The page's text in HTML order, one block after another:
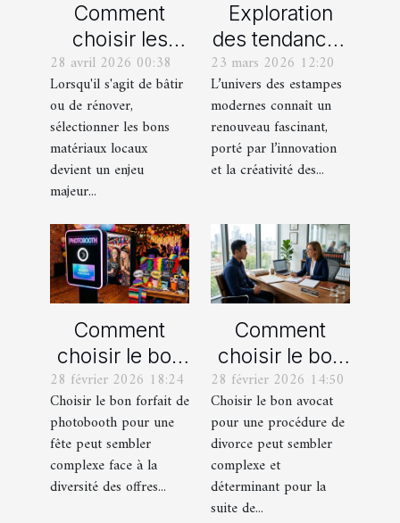
Comment
choisir les
meilleurs
matériaux
locaux pour
votre maison ?
28 avril 2026 00:38
Lorsqu'il s'agit de bâtir
ou de rénover,
sélectionner les bons
matériaux locaux
devient un enjeu
majeur...
Exploration
des tendances
actuelles en
estampes
modernes
23 mars 2026 12:20
L’univers des estampes
modernes connaît un
renouveau fascinant,
porté par l’innovation
et la créativité des...
Comment
choisir le bon
forfait de
photobooth
pour votre fête
28 février 2026 18:24
Choisir le bon forfait de
photobooth pour une
fête peut sembler
complexe face à la
diversité des offres...
Comment
choisir le bon
avocat pour
votre
procédure de
divorce ?
28 février 2026 14:50
Choisir le bon avocat
pour une procédure de
divorce peut sembler
complexe et
déterminant pour la
suite de...